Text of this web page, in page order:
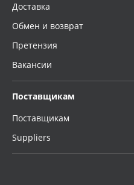
Доставка
Обмен и возврат
Претензия
Вакансии
Поставщикам
Поставщикам
Suppliers